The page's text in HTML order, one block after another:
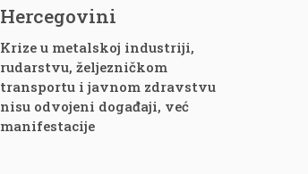
Hercegovini
Krize u metalskoj industriji,
rudarstvu, željezničkom
transportu i javnom zdravstvu
nisu odvojeni događaji, već
manifestacije